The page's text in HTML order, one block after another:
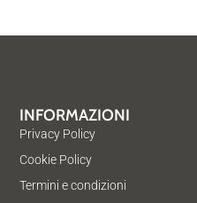
INFORMAZIONI
Privacy Policy
Cookie Policy
Termini e condizioni